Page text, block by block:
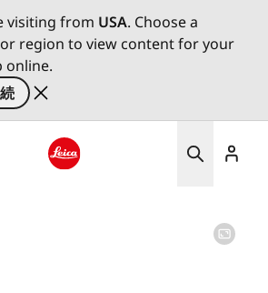
visiting from USA. Choose a
region to view content for your
online.